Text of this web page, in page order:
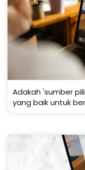
Adakah 'sumber
yang baik untuk